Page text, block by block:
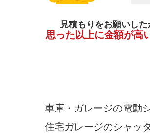
見積もりをお願いした
思った以上に金額が高
車庫・ガレージの電動
住宅ガレージのシャッ